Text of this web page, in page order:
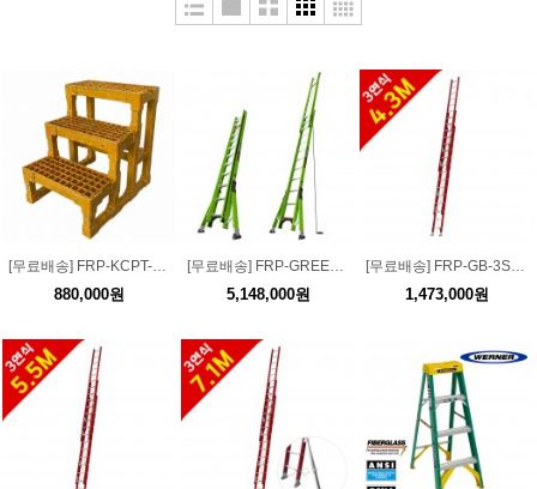
[무료배송] FRP-KCPT-03 보강용 FRP 계단 3단
880,000원
[무료배송] FRP-GREEN-SS-73 비전도체 2연식 로프사다리 그린-SS 7.3M
5,148,000원
[무료배송] FRP-GB-3S-430 소방서 구조용 FRP 3단 로프형 절연사다리 4.3M
1,473,000원